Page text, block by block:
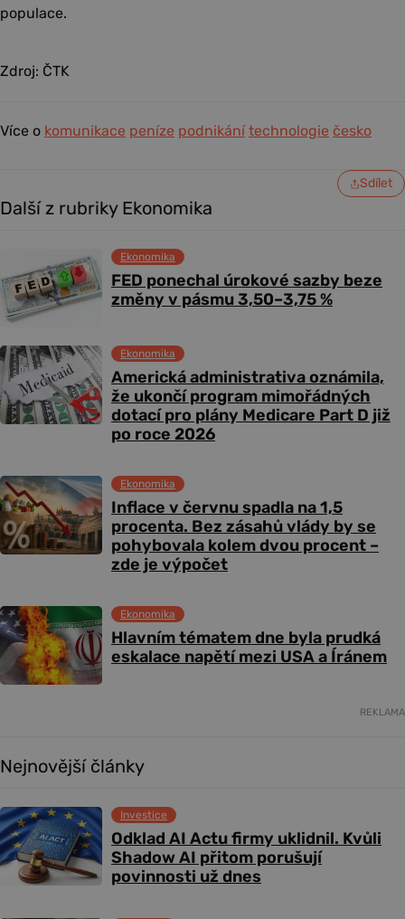
populace.
Zdroj: ČTK
Více o komunikace peníze podnikání technologie česko
Sdílet
Další z rubriky Ekonomika
FED ponechal úrokové sazby beze
změny v pásmu 3,50–3,75 %
Ekonomika
Americká administrativa oznámila,
že ukončí program mimořádných
dotací pro plány Medicare Part D již
po roce 2026
Ekonomika
Inflace v červnu spadla na 1,5
procenta. Bez zásahů vlády by se
pohybovala kolem dvou procent –
zde je výpočet
Ekonomika
Hlavním tématem dne byla prudká
eskalace napětí mezi USA a Íránem
Ekonomika
REKLAMA
Nejnovější články
Odklad AI Actu firmy uklidnil. Kvůli
Shadow AI přitom porušují
povinnosti už dnes
Investice